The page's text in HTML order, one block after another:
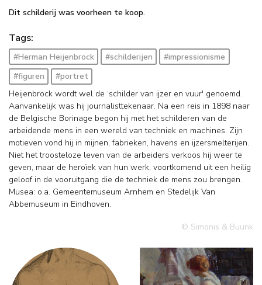
Dit schilderij was voorheen te koop.
Tags:
#Herman Heijenbrock #schilderijen
#impressionisme
#figuren
#portret
Heijenbrock wordt wel de ‘schilder van ijzer en vuur' genoemd.
Aanvankelijk was hij journalisttekenaar. Na een reis in 1898 naar
de Belgische Borinage begon hij met het schilderen van de
arbeidende mens in een wereld van techniek en machines. Zijn
motieven vond hij in mijnen, fabrieken, havens en ijzersmelterijen.
Niet het troosteloze leven van de arbeiders verkoos hij weer te
geven, maar de heroïek van hun werk, voortkomend uit een heilig
geloof in de vooruitgang die de techniek de mens zou brengen.
Musea: o.a. Gemeentemuseum Arnhem en Stedelijk Van
Abbemuseum in Eindhoven.
© Simonis & Buunk